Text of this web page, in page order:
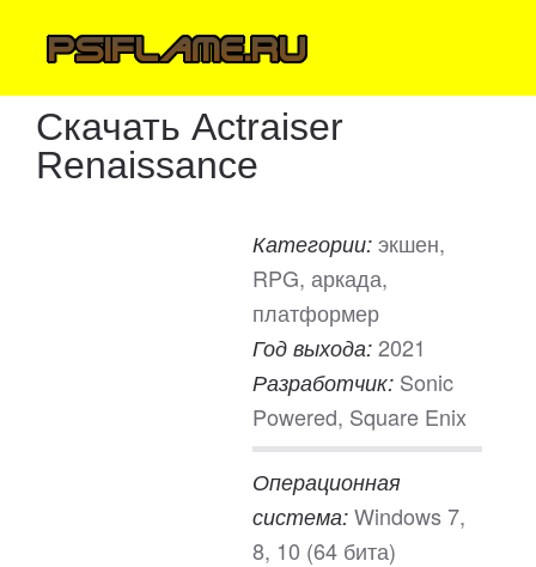
Скачать Actraiser
Renaissance
Категории: экшен,
RPG, аркада,
платформер
Год выхода: 2021
Разработчик: Sonic
Powered, Square Enix
Операционная
система: Windows 7,
8, 10 (64 бита)